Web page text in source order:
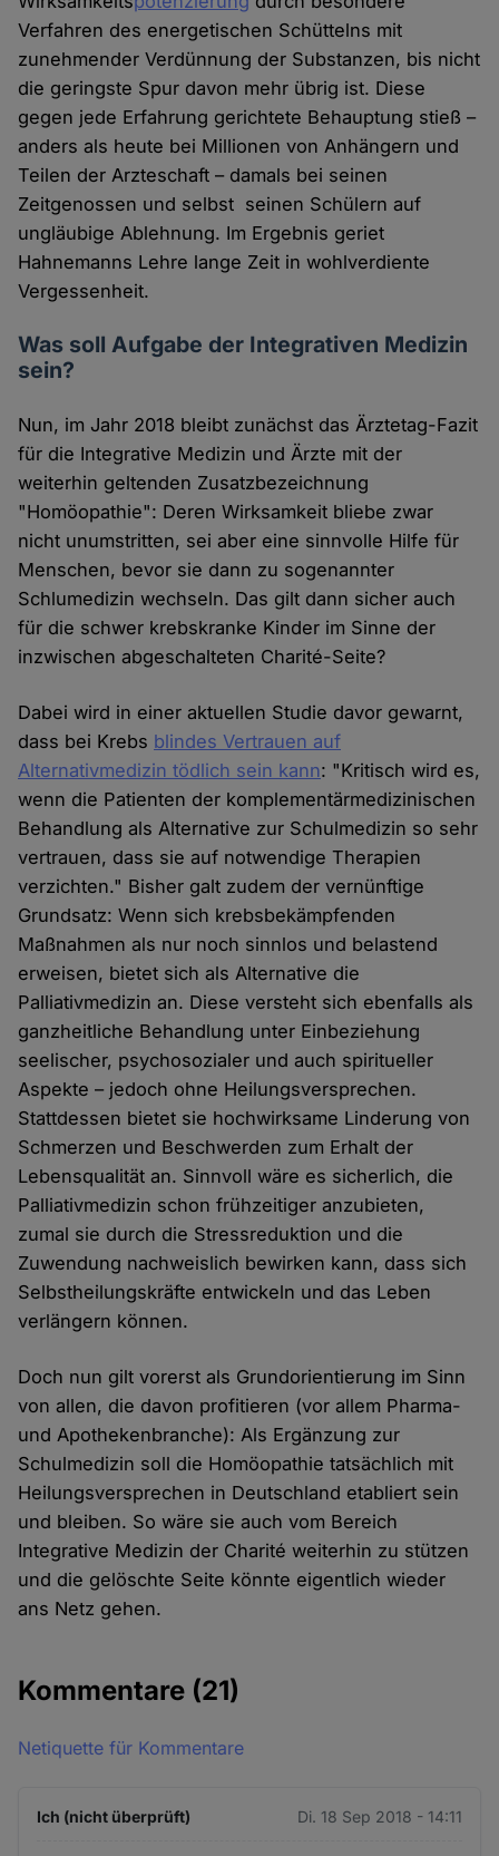
Verfahren des energetischen Schüttelns mit
zunehmender Verdünnung der Substanzen, bis nicht
die geringste Spur davon mehr übrig ist. Diese
gegen jede Erfahrung gerichtete Behauptung stieß –
anders als heute bei Millionen von Anhängern und
Teilen der Arzteschaft – damals bei seinen
Zeitgenossen und selbst seinen Schülern auf
ungläubige Ablehnung. Im Ergebnis geriet
Hahnemanns Lehre lange Zeit in wohlverdiente
Vergessenheit.
Was soll Aufgabe der Integrativen Medizin
sein?
Nun, im Jahr 2018 bleibt zunächst das Ärztetag-Fazit
für die Integrative Medizin und Ärzte mit der
weiterhin geltenden Zusatzbezeichnung
"Homöopathie": Deren Wirksamkeit bliebe zwar
nicht unumstritten, sei aber eine sinnvolle Hilfe für
Menschen, bevor sie dann zu sogenannter
Schlumedizin wechseln. Das gilt dann sicher auch
für die schwer krebskranke Kinder im Sinne der
inzwischen abgeschalteten Charité-Seite?
Dabei wird in einer aktuellen Studie davor gewarnt,
dass bei Krebs blindes Vertrauen auf
Alternativmedizin tödlich sein kann: "Kritisch wird es,
wenn die Patienten der komplementärmedizinischen
Behandlung als Alternative zur Schulmedizin so sehr
vertrauen, dass sie auf notwendige Therapien
verzichten." Bisher galt zudem der vernünftige
Grundsatz: Wenn sich krebsbekämpfenden
Maßnahmen als nur noch sinnlos und belastend
erweisen, bietet sich als Alternative die
Palliativmedizin an. Diese versteht sich ebenfalls als
ganzheitliche Behandlung unter Einbeziehung
seelischer, psychosozialer und auch spiritueller
Aspekte – jedoch ohne Heilungsversprechen.
Stattdessen bietet sie hochwirksame Linderung von
Schmerzen und Beschwerden zum Erhalt der
Lebensqualität an. Sinnvoll wäre es sicherlich, die
Palliativmedizin schon frühzeitiger anzubieten,
zumal sie durch die Stressreduktion und die
Zuwendung nachweislich bewirken kann, dass sich
Selbstheilungskräfte entwickeln und das Leben
verlängern können.
Doch nun gilt vorerst als Grundorientierung im Sinn
von allen, die davon profitieren (vor allem Pharma-
und Apothekenbranche): Als Ergänzung zur
Schulmedizin soll die Homöopathie tatsächlich mit
Heilungsversprechen in Deutschland etabliert sein
und bleiben. So wäre sie auch vom Bereich
Integrative Medizin der Charité weiterhin zu stützen
und die gelöschte Seite könnte eigentlich wieder
ans Netz gehen.
Kommentare (21)
Netiquette für Kommentare
Ich (nicht überprüft) Di. 18 Sep 2018 - 14:11